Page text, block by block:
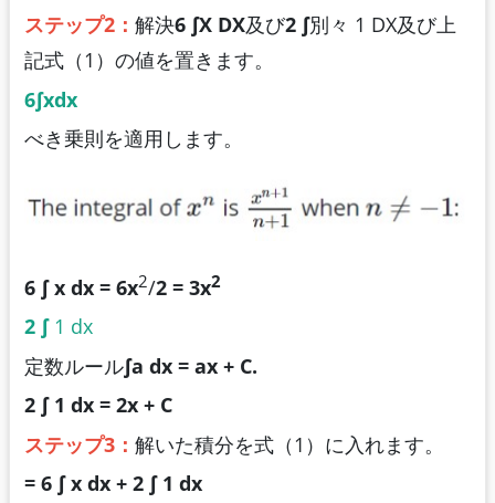
ステップ2 ： 解決6 ∫X DX及び2 ∫別々 1 DX及び上
記式（1）の値を置きます。
6∫xdx
べき乗則を適用します。
6 ∫ x dx = 6x2/2 = 3x2
2 ∫1 dx
定数ルール∫a dx = ax + C.
2 ∫ 1 dx = 2x + C
ステップ3 ： 解いた積分を式（1）に入れます。
= 6 ∫ x dx + 2 ∫ 1 dx